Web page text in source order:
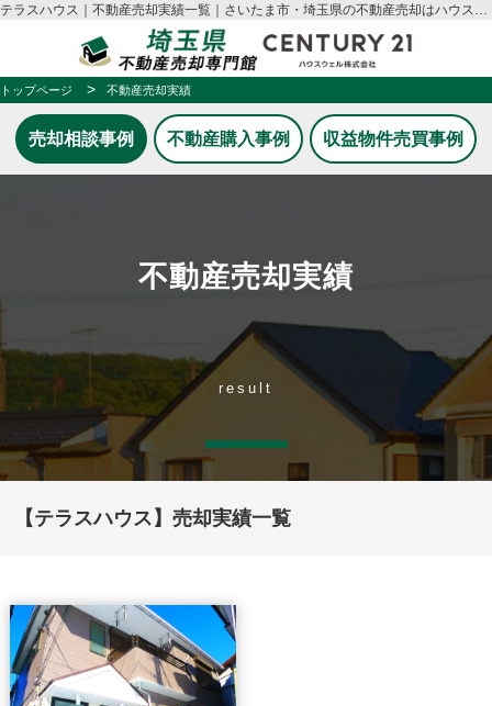
テラスハウス｜不動産売却実績一覧｜さいたま市・埼玉県の不動産売却はハウスウェル
トップページ 不動産売却実績
売却相談事例 不動産購入事例 収益物件売買事例
不動産売却実績
result
【テラスハウス】売却実績一覧